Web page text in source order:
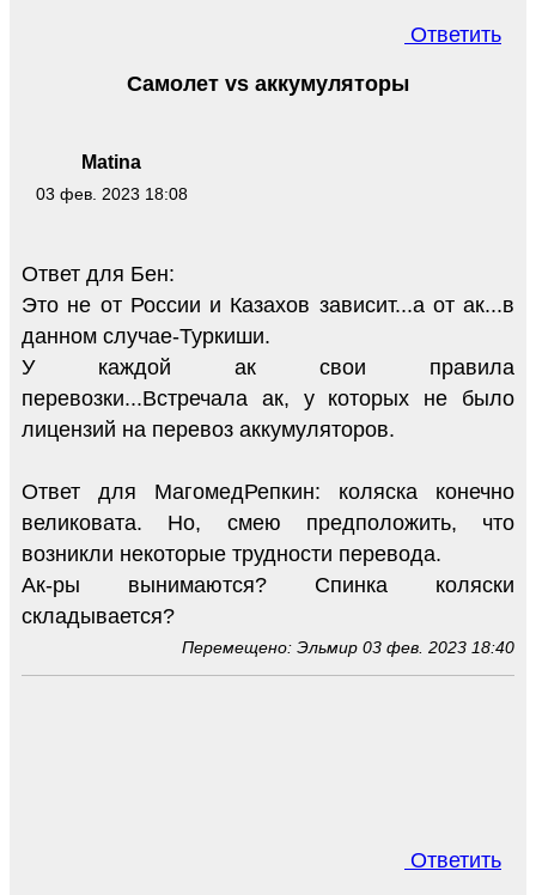
Ответить
Matina
03 фев. 2023 18:08
Самолет vs аккумуляторы
Ответ для Бен:
Это не от России и Казахов зависит...а от ак...в
данном случае-Туркиши.
У каждой ак свои правила
перевозки...Встречала ак, у которых не было
лицензий на перевоз аккумуляторов.
Ответ для МагомедРепкин: коляска конечно
великовата. Но, смею предположить, что
возникли некоторые трудности перевода.
Ак-ры вынимаются? Спинка коляски
складывается?
Перемещено: Эльмир 03 фев. 2023 18:40
Ответить